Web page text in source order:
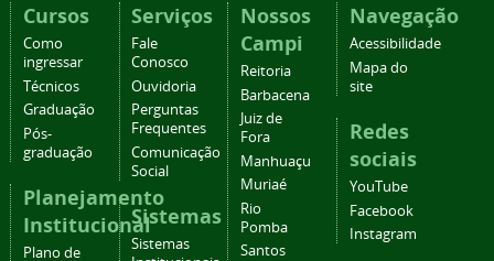
Cursos
Como
ingressar
Técnicos
Graduação
Pós-
graduação
Planejamento
Institucional
Plano de
Serviços
Fale
Conosco
Ouvidoria
Perguntas
Frequentes
Comunicação
Social
Sistemas
Sistemas
Nossos
Campi
Reitoria
Barbacena
Juiz de
Fora
Manhuaçu
Muriaé
Rio
Pomba
Santos
Navegação
Acessibilidade
Mapa do
site
Redes
sociais
YouTube
Facebook
Instagram